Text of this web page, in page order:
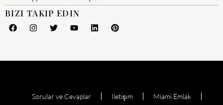
BIZI TAKIP EDIN
Sorular ve Cevaplar Iletişim Miami Emlak